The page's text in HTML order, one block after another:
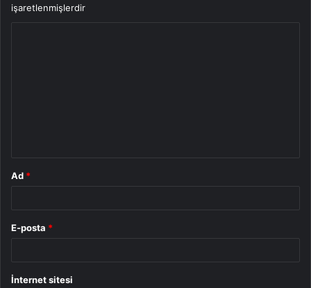
işaretlenmişlerdir
Ad *
E-posta *
İnternet sitesi